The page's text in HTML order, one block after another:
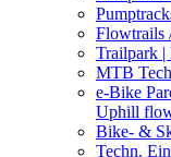
Flowtrails
Trailpark |
MTB
e-Bike
Uphill
Bike- &
Techn.